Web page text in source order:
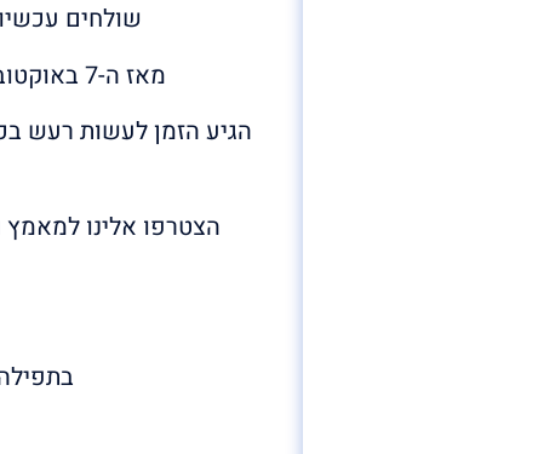
שולחים
מאז ה-7 באוקטובר הפסקנו לנשום. הלב שלנו עם אחיותינו ואחיינו החטופים בשבי החמאס.
הגיע הזמן לעשות רעש
הצטרפו אלינו למאמץ